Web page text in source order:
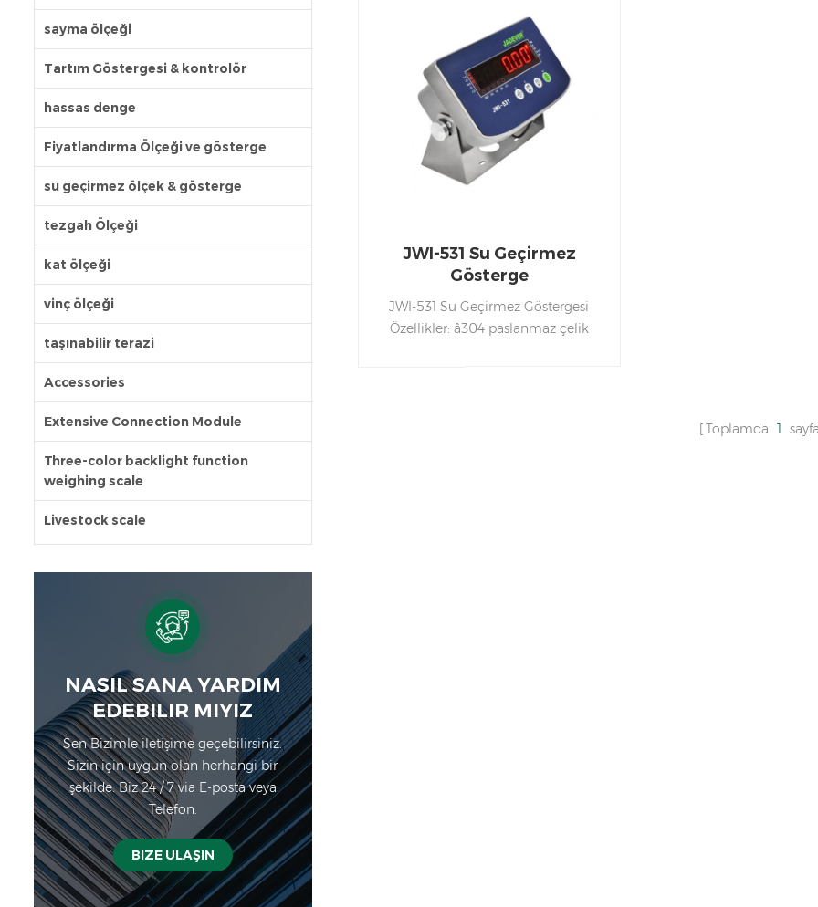
sayma ölçeği
Tartım Göstergesi & kontrolör
hassas denge
Fiyatlandırma Ölçeği ve gösterge
su geçirmez ölçek & gösterge
tezgah Ölçeği
kat ölçeği
vinç ölçeği
taşınabilir terazi
Accessories
Extensive Connection Module
Three-color backlight function
weighing scale
Livestock scale
NASIL SANA YARDIM
EDEBILIR MIYIZ
Sen Bizimle iletişime geçebilirsiniz.
Sizin için uygun olan herhangi bir
şekilde. Biz 24 / 7 via E-posta veya
Telefon.
BIZE ULAŞIN
JWI-531 Su Geçirmez
Gösterge
JWI-531 Su Geçirmez Göstergesi
Özellikler: â304 paslanmaz çelik
Toplamda 1